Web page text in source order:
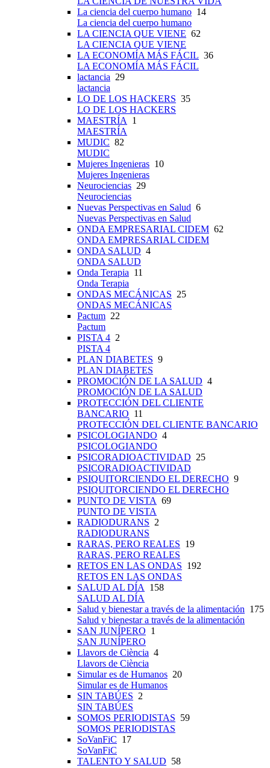
La ciencia del cuerpo humano 14
La ciencia del cuerpo humano
LA CIENCIA QUE VIENE 62
LA CIENCIA QUE VIENE
LA ECONOMÍA MÁS FÁCIL 36
LA ECONOMÍA MÁS FÁCIL
lactancia 29
lactancia
LO DE LOS HACKERS 35
LO DE LOS HACKERS
MAESTRÍA 1
MAESTRÍA
MUDIC 82
MUDIC
Mujeres Ingenieras 10
Mujeres Ingenieras
Neurociencias 29
Neurociencias
Nuevas Perspectivas en Salud 6
Nuevas Perspectivas en Salud
ONDA EMPRESARIAL CIDEM 62
ONDA EMPRESARIAL CIDEM
ONDA SALUD 4
ONDA SALUD
Onda Terapia 11
Onda Terapia
ONDAS MECÁNICAS 25
ONDAS MECÁNICAS
Pactum 22
Pactum
PISTA 4 2
PISTA 4
PLAN DIABETES 9
PLAN DIABETES
PROMOCIÓN DE LA SALUD 4
PROMOCIÓN DE LA SALUD
PROTECCIÓN DEL CLIENTE
BANCARIO 11
PROTECCIÓN DEL CLIENTE BANCARIO
PSICOLOGIANDO 4
PSICOLOGIANDO
PSICORADIOACTIVIDAD 25
PSICORADIOACTIVIDAD
PSIQUITORCIENDO EL DERECHO 9
PSIQUITORCIENDO EL DERECHO
PUNTO DE VISTA 69
PUNTO DE VISTA
RADIODURANS 2
RADIODURANS
RARAS, PERO REALES 19
RARAS, PERO REALES
RETOS EN LAS ONDAS 192
RETOS EN LAS ONDAS
SALUD AL DÍA 158
SALUD AL DÍA
Salud y bienestar a través de la alimentación 175
Salud y bienestar a través de la alimentación
SAN JUNÍPERO 1
SAN JUNÍPERO
Llavors de Ciència 4
Llavors de Ciència
Simular es de Humanos 20
Simular es de Humanos
SIN TABÚES 2
SIN TABÚES
SOMOS PERIODISTAS 59
SOMOS PERIODISTAS
SoVanFiC 17
SoVanFiC
TALENTO Y SALUD 58